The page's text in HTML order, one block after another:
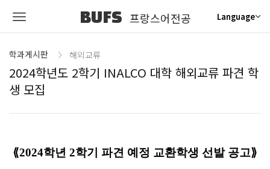
BUFS 프랑스어전공 Language
학과게시판 해외교류
2024학년도 2학기 INALCO 대학 해외교류 파견 학
생 모집
⟪2024학년 2학기 파견 예정 교환학생 선발 공고⟫